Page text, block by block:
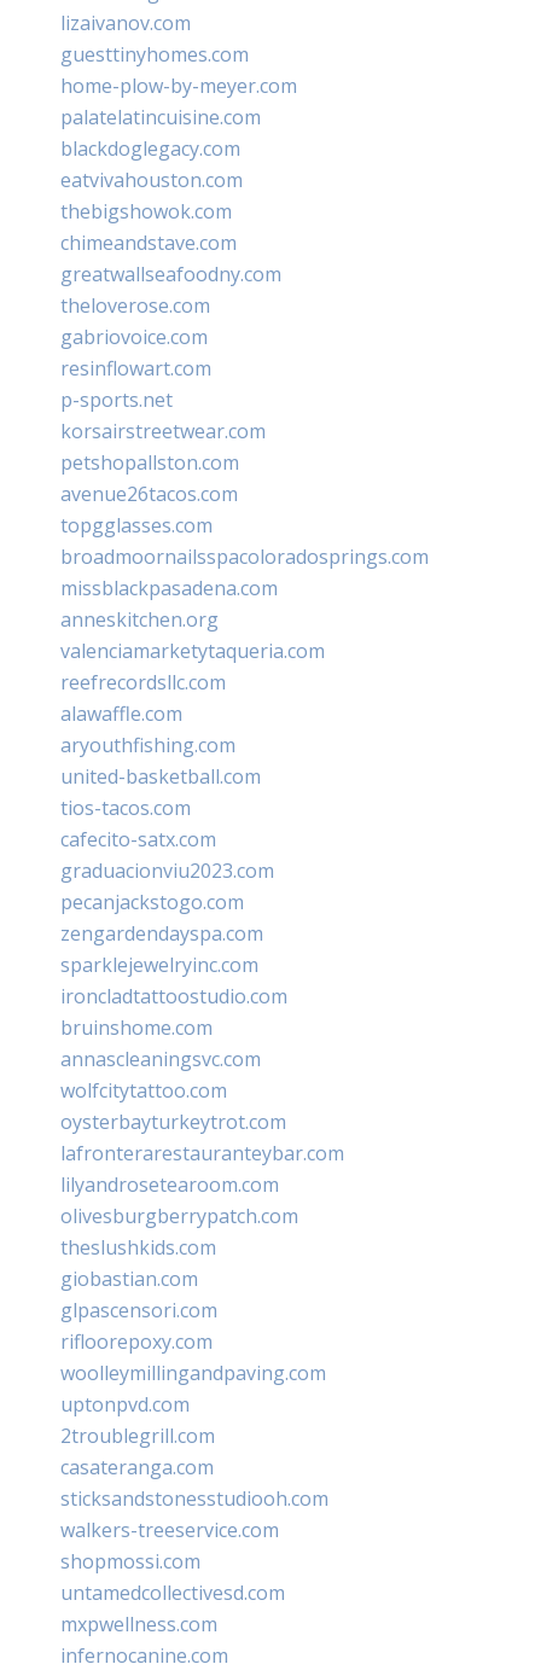
lizaivanov.com
guesttinyhomes.com
home-plow-by-meyer.com
palatelatincuisine.com
blackdoglegacy.com
eatvivahouston.com
thebigshowok.com
chimeandstave.com
greatwallseafoodny.com
theloverose.com
gabriovoice.com
resinflowart.com
p-sports.net
korsairstreetwear.com
petshopallston.com
avenue26tacos.com
topgglasses.com
broadmoornailsspacoloradosprings.com
missblackpasadena.com
anneskitchen.org
valenciamarketytaqueria.com
reefrecordsllc.com
alawaffle.com
aryouthfishing.com
united-basketball.com
tios-tacos.com
cafecito-satx.com
graduacionviu2023.com
pecanjackstogo.com
zengardendayspa.com
sparklejewelryinc.com
ironcladtattoostudio.com
bruinshome.com
annascleaningsvc.com
wolfcitytattoo.com
oysterbayturkeytrot.com
lafronterarestauranteybar.com
lilyandrosetearoom.com
olivesburgberrypatch.com
theslushkids.com
giobastian.com
glpascensori.com
rifloorepoxy.com
woolleymillingandpaving.com
uptonpvd.com
2troublegrill.com
casateranga.com
sticksandstonesstudiooh.com
walkers-treeservice.com
shopmossi.com
untamedcollectivesd.com
mxpwellness.com
infernocanine.com